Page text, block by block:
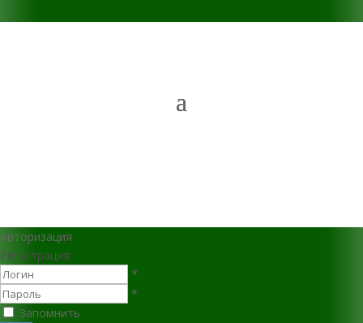
Авторизация
Регистрация
*
*
Запомнить